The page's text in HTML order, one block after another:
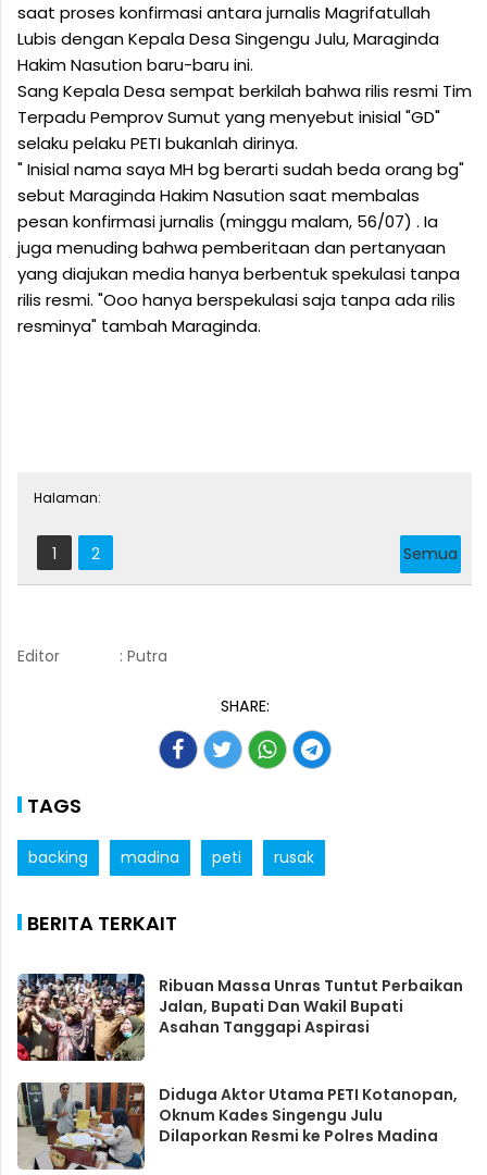
saat proses konfirmasi antara jurnalis Magrifatullah
Lubis dengan Kepala Desa Singengu Julu, Maraginda
Hakim Nasution baru-baru ini.
Sang Kepala Desa sempat berkilah bahwa rilis resmi Tim
Terpadu Pemprov Sumut yang menyebut inisial "GD"
selaku pelaku PETI bukanlah dirinya.
" Inisial nama saya MH bg berarti sudah beda orang bg"
sebut Maraginda Hakim Nasution saat membalas
pesan konfirmasi jurnalis (minggu malam, 56/07) . Ia
juga menuding bahwa pemberitaan dan pertanyaan
yang diajukan media hanya berbentuk spekulasi tanpa
rilis resmi. "Ooo hanya berspekulasi saja tanpa ada rilis
resminya" tambah Maraginda.
Halaman:
1 2 Semua
Editor : Putra
SHARE:
TAGS
backing madina peti rusak
BERITA TERKAIT
Ribuan Massa Unras Tuntut Perbaikan
Jalan, Bupati Dan Wakil Bupati
Asahan Tanggapi Aspirasi
Diduga Aktor Utama PETI Kotanopan,
Oknum Kades Singengu Julu
Dilaporkan Resmi ke Polres Madina